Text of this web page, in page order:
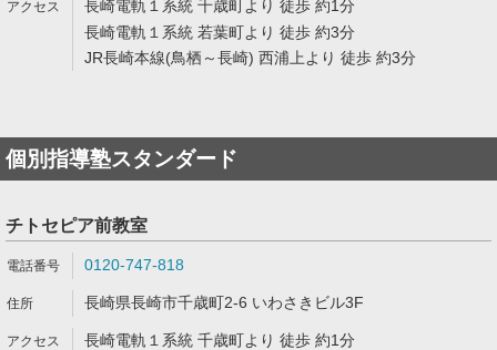
長崎電軌１系統 千歳町より 徒歩 約1分
長崎電軌１系統 若葉町より 徒歩 約3分
JR長崎本線(鳥栖～長崎) 西浦上より 徒歩 約3分
個別指導塾スタンダード
チトセピア前教室
0120-747-818
長崎県長崎市千歳町2-6 いわさきビル3F
長崎電軌１系統 千歳町より 徒歩 約1分